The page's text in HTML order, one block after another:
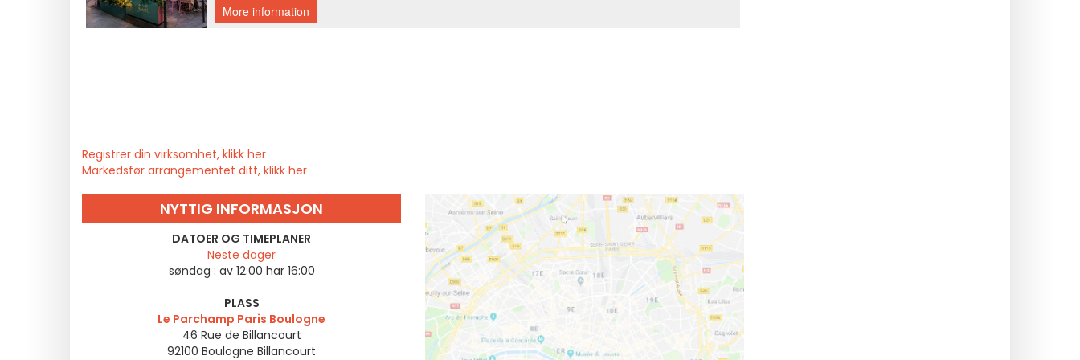
Registrer din virksomhet, klikk her
Markedsfør arrangementet ditt, klikk her
NYTTIG INFORMASJON
DATOER OG TIMEPLANER
Neste dager
søndag : av 12:00 har 16:00
PLASS
Le Parchamp Paris Boulogne
46 Rue de Billancourt
92100 Boulogne Billancourt